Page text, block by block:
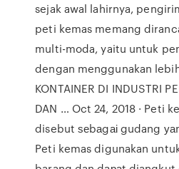
sejak awal lahirnya,
peti kemas memang
multi-moda, yaitu untuk
dengan menggunakan
KONTAINER DI INDUSTRI
DAN … Oct 24, 2018 · Peti
disebut ѕеbаgаі gudang
Peti kemas digunakan